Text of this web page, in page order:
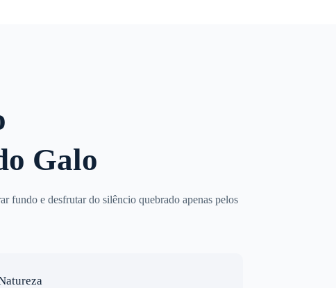
Galo
fundo e desfrutar do silêncio quebrado apenas pelos